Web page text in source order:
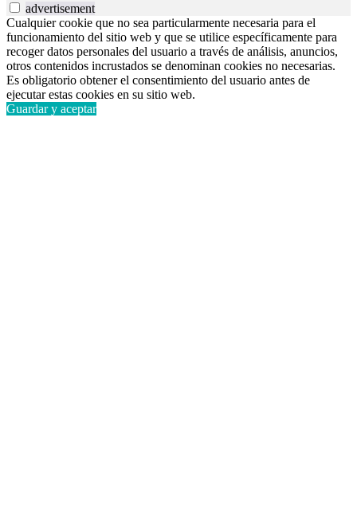
advertisement
Cualquier cookie que no sea particularmente necesaria para el
funcionamiento del sitio web y que se utilice específicamente para
recoger datos personales del usuario a través de análisis, anuncios,
otros contenidos incrustados se denominan cookies no necesarias.
Es obligatorio obtener el consentimiento del usuario antes de
ejecutar estas cookies en su sitio web.
Guardar y aceptar